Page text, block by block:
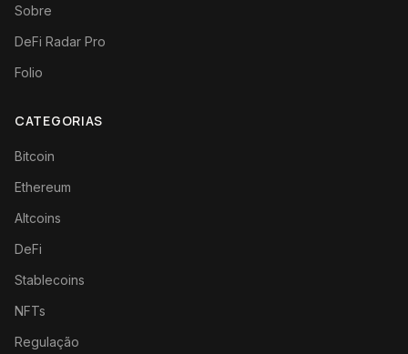
Sobre
DeFi Radar Pro
Folio
CATEGORIAS
Bitcoin
Ethereum
Altcoins
DeFi
Stablecoins
NFTs
Regulação